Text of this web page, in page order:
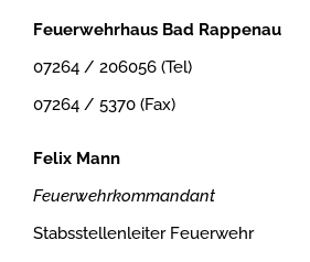
Feuerwehrhaus Bad Rappenau
07264 / 206056 (Tel)
07264 / 5370 (Fax)
Felix Mann
Feuerwehrkommandant
Stabsstellenleiter Feuerwehr